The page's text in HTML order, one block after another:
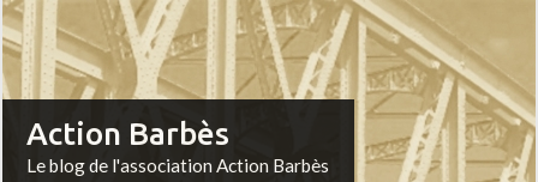
Action Barbès
Le blog de l'association Action Barbès